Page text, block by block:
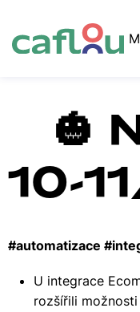
🎃
10-
#automatizace
U integrace
rozšířili